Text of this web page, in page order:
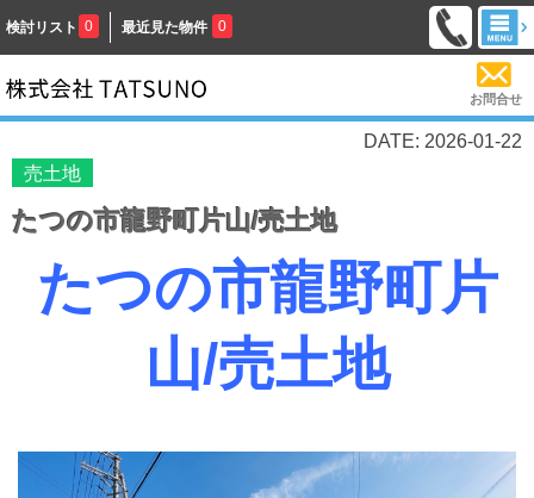
検討リスト 0 最近見た物件 0
お問合せ
DATE: 2026-01-22
売土地
たつの市龍野町片山/売土地
たつの市龍野町片
山/売土地